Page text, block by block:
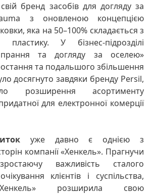
бренд засобів для догляду за
з оновленою концепцією
яка на 50–100% складається з
пластику. У бізнес-підрозділі
та догляду за оселею»
та подальшого збільшення
досягнуто завдяки бренду Persil,
розширення асортименту
для електронної комерції
уже давно є однією з
компанії «Хенкель». Прагнучи
важливість сталого
клієнтів і суспільства,
розширила свою